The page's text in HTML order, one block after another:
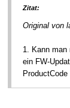
Zitat:
Original von
1. Kann man
ein FW-